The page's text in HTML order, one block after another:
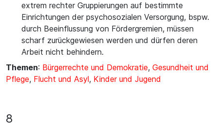
extrem rechter Gruppierungen auf bestimmte
Einrichtungen der psychosozialen Versorgung, bspw.
durch Beeinflussung von Fördergremien, müssen
scharf zurückgewiesen werden und dürfen deren
Arbeit nicht behindern.
Themen: Bürgerrechte und Demokratie, Gesundheit und
Pflege, Flucht und Asyl, Kinder und Jugend
8